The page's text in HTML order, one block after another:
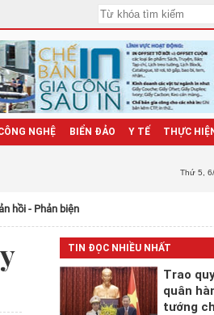
NGHỆ BIỂN ĐẢO Y TẾ THỰC
Thứ 5 ,
hồi - Phản biện
TIN ĐỌC NHIỀU NHẤT
Trao
quân
tướng